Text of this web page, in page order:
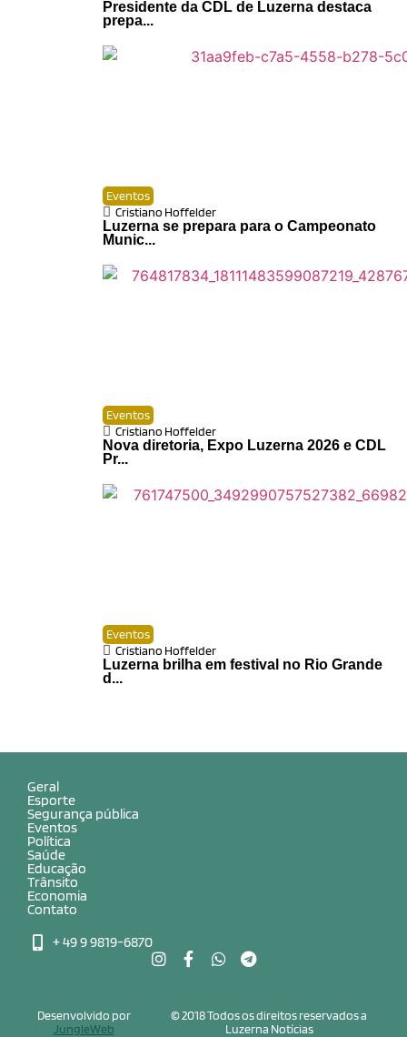
Presidente da CDL de Luzerna destaca
prepa...
Eventos
Cristiano Hoffelder
Luzerna se prepara para o Campeonato
Munic...
Eventos
Cristiano Hoffelder
Nova diretoria, Expo Luzerna 2026 e CDL
Pr...
Eventos
Cristiano Hoffelder
Luzerna brilha em festival no Rio Grande
d...
Geral
Esporte
Segurança pública
Eventos
Política
Saúde
Educação
Trânsito
Economia
Contato
+ 49 9 9819-6870
© 2018 Todos os direitos reservados a
Luzerna Notícias
Desenvolvido por
JungleWeb